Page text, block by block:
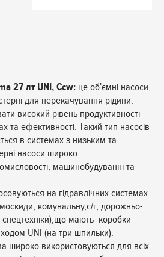
27 лт UNI, Ccw: це об'ємні насоси,
для перекачування рідини.
високий рівень продуктивності
та ефективності. Такий тип насосів
в системах з низьким та
насоси широко
машинобудуванні та
на гідравлічних системах
комунальну,с/г, дорожньо-
спецтехніки),що мають коробки
UNI (на три шпильки).
широко використовуються для всіх